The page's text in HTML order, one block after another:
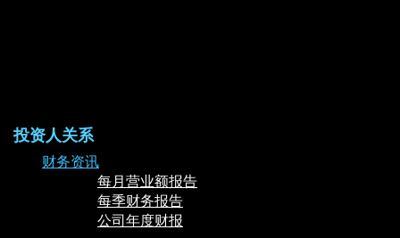
投资人关系
财务资讯
每月营业额报告
每季财务报告
公司年度财报